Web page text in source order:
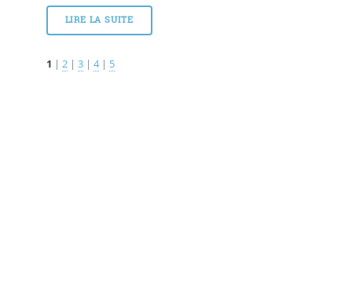
LIRE LA SUITE
1 | 2| 3| 4| 5